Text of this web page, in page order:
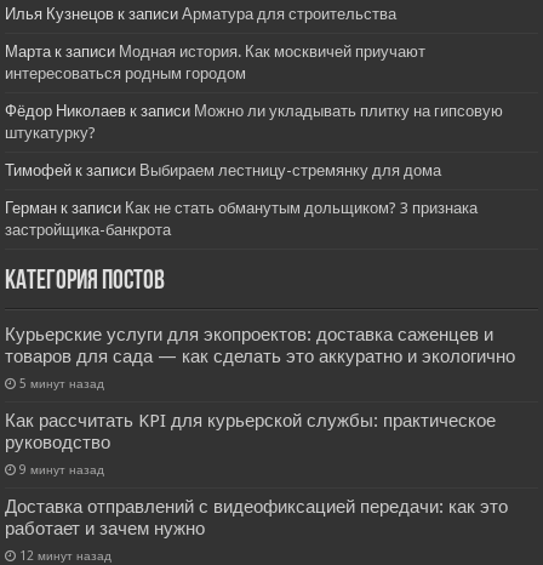
Илья Кузнецов к записиАрматура для строительства
Мартак записи Модная история. Как москвичей приучают
интересоваться родным городом
Фёдор Николаев к записи Можно ли укладывать плитку на гипсовую
штукатурку?
Тимофей к записи Выбираем лестницу-стремянку для дома
Герман к записи Как не стать обманутым дольщиком? 3 признака
застройщика-банкрота
Категория постов
Курьерские услуги для экопроектов: доставка саженцев и
товаров для сада — как сделать это аккуратно и экологично
5 минут назад
Как рассчитать KPI для курьерской службы: практическое
руководство
9 минут назад
Доставка отправлений с видеофиксацией передачи: как это
работает и зачем нужно
12 минут назад